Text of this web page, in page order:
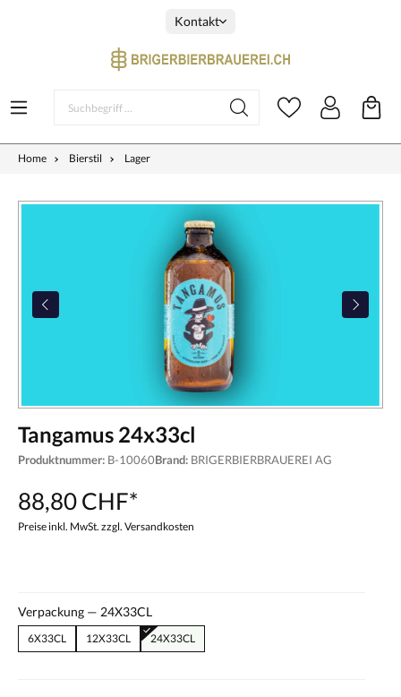
Kontakt
Home Bierstil Lager
Tangamus 24x33cl
Produktnummer: B-10060Brand: BRIGERBIERBRAUEREI AG
88,80 CHF*
Preise inkl. MwSt. zzgl. Versandkosten
Verpackung — 24X33CL
6X33CL 12X33CL 24X33CL